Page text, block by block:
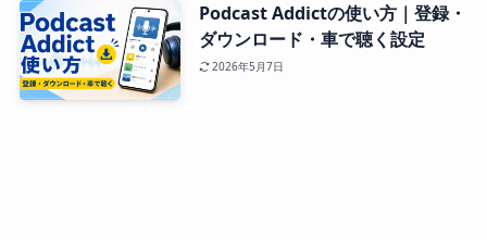
Podcast Addictの使い方｜登録・
ダウンロード・車で聴く設定
2026年5月7日